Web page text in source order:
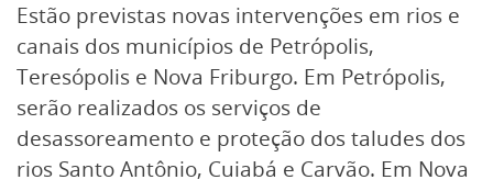
Estão previstas novas intervenções em rios e
canais dos municípios de Petrópolis,
Teresópolis e Nova Friburgo. Em Petrópolis,
serão realizados os serviços de
desassoreamento e proteção dos taludes dos
rios Santo Antônio, Cuiabá e Carvão. Em Nova